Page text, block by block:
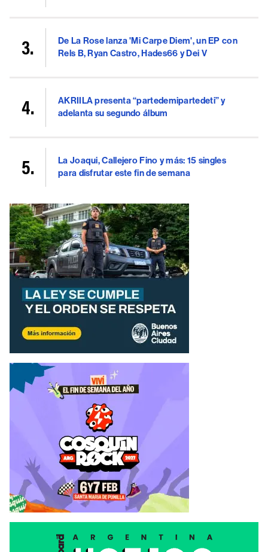
De La Rose lanza 'Mi Carpe Diem', un EP con
Rels B, Ryan Castro, Hades66 y Dei V
AKRIILA presenta “partedemipartedeti” y
adelanta su segundo álbum
La Joaqui, Callejero Fino y más: 15 singles
para disfrutar este fin de semana